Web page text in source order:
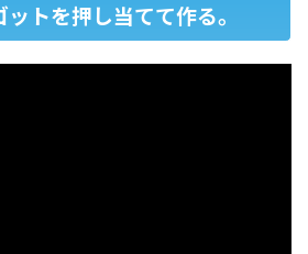
トを押し当てて作る。